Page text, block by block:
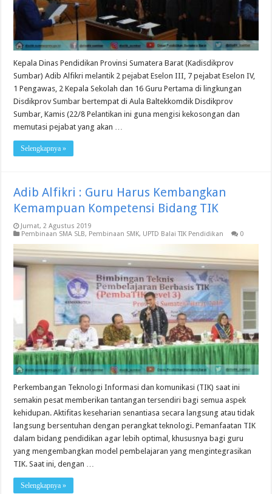
Kepala Dinas Pendidikan Provinsi Sumatera Barat (Kadisdikprov
Sumbar) Adib Alfikri melantik 2 pejabat Eselon III, 7 pejabat Eselon IV,
1 Pengawas, 2 Kepala Sekolah dan 16 Guru Pertama di lingkungan
Disdikprov Sumbar bertempat di Aula Baltekkomdik Disdikprov
Sumbar, Kamis (22/8 Pelantikan ini guna mengisi kekosongan dan
memutasi pejabat yang akan …
Selengkapnya »
Adib Alfikri : Guru Harus Kembangkan
Kemampuan Kompetensi Bidang TIK
Jumat, 2 Agustus 2019
Pembinaan SMA SLB, Pembinaan SMK, UPTD Balai TIK Pendidikan 0
Perkembangan Teknologi Informasi dan komunikasi (TIK) saat ini
semakin pesat memberikan tantangan tersendiri bagi semua aspek
kehidupan. Aktifitas keseharian senantiasa secara langsung atau tidak
langsung bersentuhan dengan perangkat teknologi. Pemanfaatan TIK
dalam bidang pendidikan agar lebih optimal, khususnya bagi guru
yang mengembangkan model pembelajaran yang mengintegrasikan
TIK. Saat ini, dengan …
Selengkapnya »